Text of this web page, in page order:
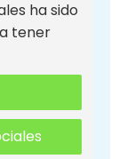
ha sido
tener